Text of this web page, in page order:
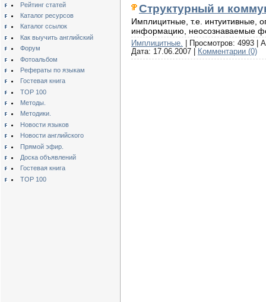
Рейтинг статей
Каталог ресурсов
Каталог ссылок
Как выучить английский
Форум
Фотоальбом
Рефераты по языкам
Гостевая книга
TOP 100
Методы.
Методики.
Новости языков
Новости английского
Прямой эфир.
Доска объявлений
Гостевая книга
TOP 100
Структурный и
Имплицитные, т.е. интуитивные,
информацию, неосознаваемые
Имплицитные.
| Просмотров: 4993 |
Дата: 17.06.2007 Комментарии (0)